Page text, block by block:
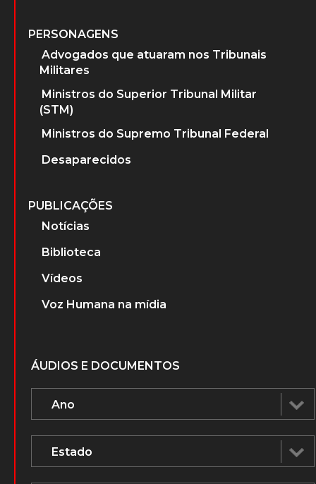
PERSONAGENS
Advogados que atuaram nos Tribunais
Militares
Ministros do Superior Tribunal Militar
(STM)
Ministros do Supremo Tribunal Federal
Desaparecidos
PUBLICAÇÕES
Notícias
Biblioteca
Vídeos
Voz Humana na mídia
ÁUDIOS E DOCUMENTOS